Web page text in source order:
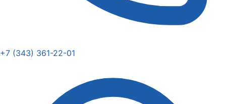
+7 (343) 361-22-01